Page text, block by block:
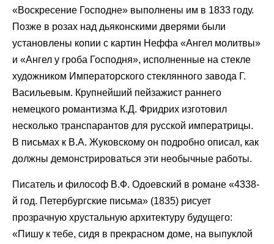
«Воскресение Господне» выполнены им в 1833 году.
Позже в розах над дьяконскими дверями были
установлены копии с картин Неффа «Ангел молитвы»
и «Ангел у гроба Господня», исполненные на стекле
художником Императорского стеклянного завода Г.
Васильевым. Крупнейший пейзажист раннего
немецкого романтизма К.Д. Фридрих изготовил
несколько транспарантов для русской императрицы.
В письмах к В.А. Жуковскому он подробно описал, как
должны демонстрироваться эти необычные работы.
Писатель и философ В.Ф. Одоевский в романе «4338-
й год. Петербургские письма» (1835) рисует
прозрачную хрустальную архитектуру будущего:
«Пишу к тебе, сидя в прекрасном доме, на выпуклой